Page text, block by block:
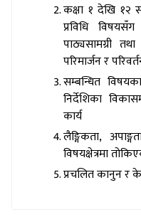
कक्षा १ देखि १२
प्रविधि
पाठ्यसामग्री
परिमार्जन र
सम्बन्धित
निर्देशिका
कार्य
लैङ्गिकता,
विषयक्षेत्रमा
प्रचलित कानुन र